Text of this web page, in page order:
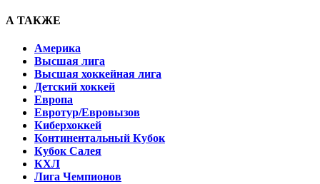
А ТАКЖЕ
Америка
Высшая лига
Высшая хоккейная лига
Детский хоккей
Европа
Евротур/Евровызов
Киберхоккей
Континентальный Кубок
Кубок Салея
КХЛ
Лига Чемпионов